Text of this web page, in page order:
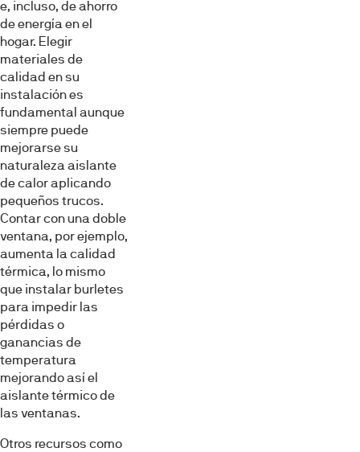
e, incluso, de ahorro
de energía en el
hogar. Elegir
materiales de
calidad en su
instalación es
fundamental aunque
siempre puede
mejorarse su
naturaleza aislante
de calor aplicando
pequeños trucos.
Contar con una doble
ventana, por ejemplo,
aumenta la calidad
térmica, lo mismo
que instalar burletes
para impedir las
pérdidas o
ganancias de
temperatura
mejorando así el
aislante térmico de
las ventanas.
Otros recursos como